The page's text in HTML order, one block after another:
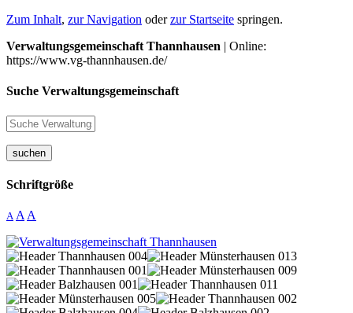
Zum Inhalt, zur Navigation oderzur Startseite springen.
Verwaltungsgemeinschaft Thannhausen | Online:
https://www.vg-thannhausen.de/
Suche Verwaltungsgemeinschaft
suchen
Schriftgröße
A A A